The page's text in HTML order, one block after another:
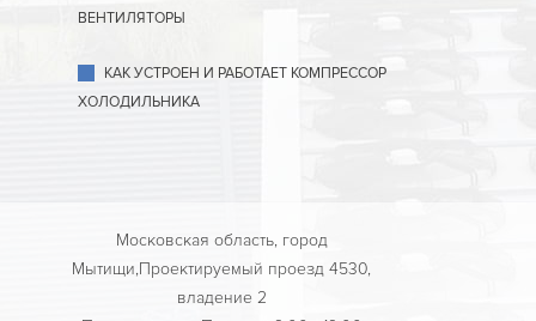
ВЕНТИЛЯТОРЫ
КАК УСТРОЕН И РАБОТАЕТ КОМПРЕССОР
ХОЛОДИЛЬНИКА
Московская область, город
Мытищи,Проектируемый проезд 4530,
владение 2